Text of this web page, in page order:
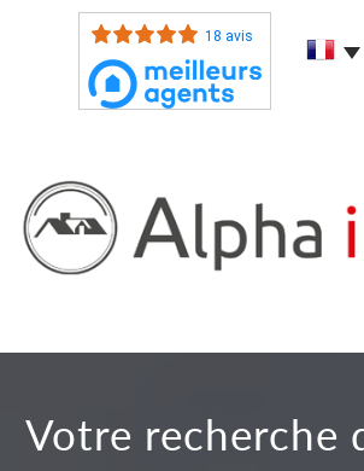
18 avis
votre recherche